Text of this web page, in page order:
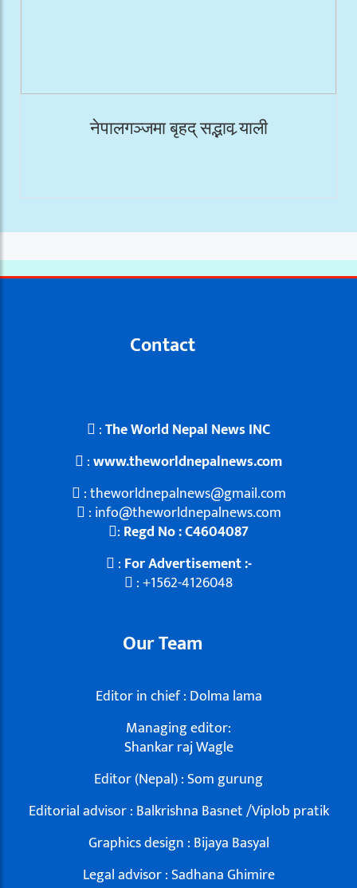
नेपालगञ्जमा बृहद् सद्भाव र्‍याली
Contact
:The World Nepal News INC
:www.theworldnepalnews.com
: theworldnepalnews@gmail.com
: info@theworldnepalnews.com
: Regd No : C4604087
: For Advertisement :-
: +1562-4126048
Our Team
Editor in chief : Dolma lama
Managing editor:
Shankar raj Wagle
Editor (Nepal) : Som gurung
Editorial advisor : Balkrishna Basnet /Viplob pratik
Graphics design : Bijaya Basyal
Legal advisor : Sadhana Ghimire